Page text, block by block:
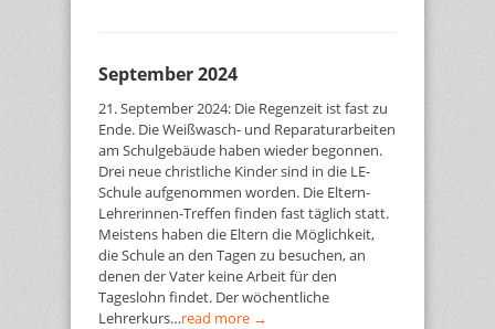
September 2024
21. September 2024: Die Regenzeit ist fast zu
Ende. Die Weißwasch- und Reparaturarbeiten
am Schulgebäude haben wieder begonnen.
Drei neue christliche Kinder sind in die LE-
Schule aufgenommen worden. Die Eltern-
Lehrerinnen-Treffen finden fast täglich statt.
Meistens haben die Eltern die Möglichkeit,
die Schule an den Tagen zu besuchen, an
denen der Vater keine Arbeit für den
Tageslohn findet. Der wöchentliche
Lehrerkurs…read more →